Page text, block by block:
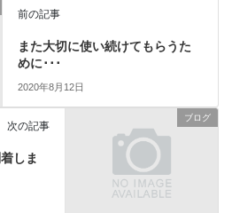
前の記事
また大切に使い続けてもらうた
めに･･･
2020年8月12日
ブログ
次の記事
しま